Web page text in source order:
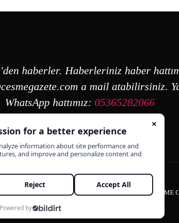
haberler. Haberleriniz haber
a mail atabilirsiniz.
WhatsApp hattımız:05365282066
ÇEŞME